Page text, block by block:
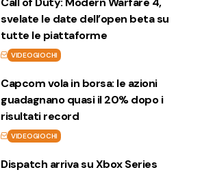
svelate le date dell’open beta su
tutte le piattaforme
VIDEOGIOCHI
Capcom vola in borsa: le azioni
guadagnano quasi il 20% dopo i
risultati record
VIDEOGIOCHI
Dispatch arriva su Xbox Series